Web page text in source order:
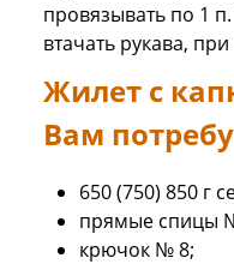
провязывать по 1
втачать рукава,
Жилет с
Вам
650 (750) 850 г
прямые спицы
крючок № 8;